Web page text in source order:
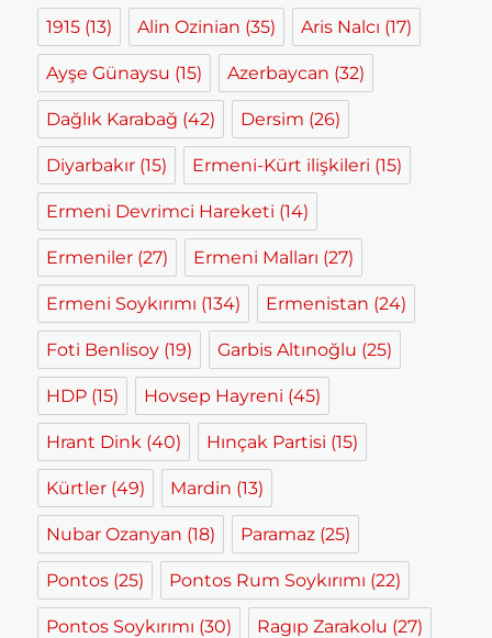
1915 (13) Alin Ozinian (35) Aris Nalcı (17)
Ayşe Günaysu (15) Azerbaycan (32)
Dağlık Karabağ (42) Dersim (26)
Diyarbakır (15) Ermeni-Kürt ilişkileri (15)
Ermeni Devrimci Hareketi (14)
Ermeniler (27) Ermeni Malları (27)
Ermeni Soykırımı (134) Ermenistan (24)
Foti Benlisoy (19) Garbis Altınoğlu (25)
HDP (15) Hovsep Hayreni (45)
Hrant Dink (40) Hınçak Partisi (15)
Kürtler (49) Mardin (13)
Nubar Ozanyan (18) Paramaz (25)
Pontos (25) Pontos Rum Soykırımı (22)
Pontos Soykırımı (30) Ragıp Zarakolu (27)